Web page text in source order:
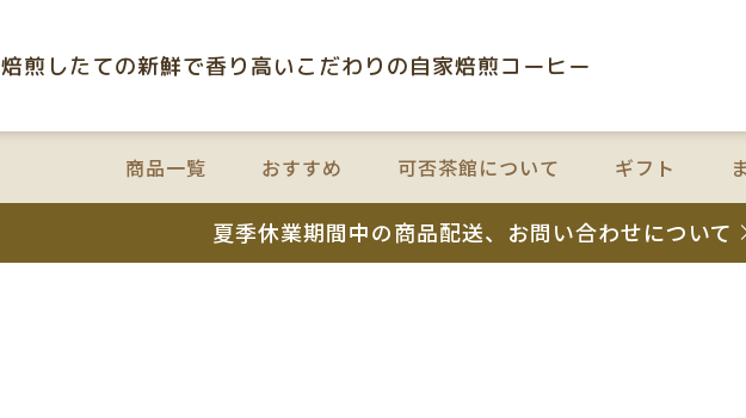
焙煎したての新鮮で⾹り⾼いこだわりの⾃家焙煎コーヒー
商品一覧 おすすめ 可否茶館について ギフト
夏季休業期間中の商品配送、お問い合わせについて